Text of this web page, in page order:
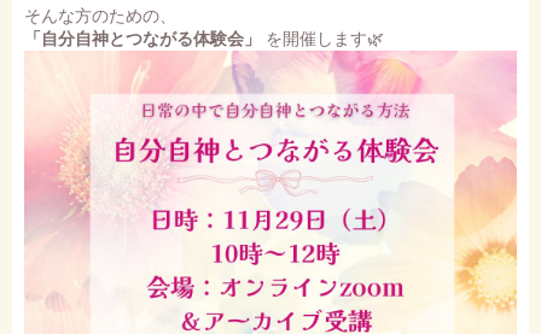
そんな方のための、
「自分自神とつながる体験会」
を開催します🌿